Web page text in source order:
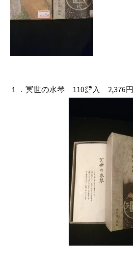
１．冥世の水琴 110㌘入 2,376円